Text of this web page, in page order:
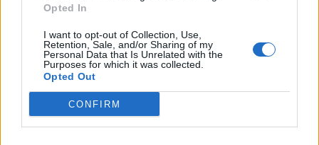
Opted In
I want to opt-out of Collection, Use,
Retention, Sale, and/or Sharing of my
Personal Data that Is Unrelated with the
Purposes for which it was collected.
Opted Out
CONFIRM
Διευρύνεται η πρωτοβουλία για τις τιμές στο ράφι
με 916 προϊόντα
08/08/2026 - 12:12 ΛΙΑΝΕΜΠΟΡΙΟ
Health Monitoring: Η εθνική υποδομή για την
αξιοποίηση των δεδομένων υγείας προς όφελος
των πολιτών
08/08/2026 - 11:48 ΥΓΕΙΑ